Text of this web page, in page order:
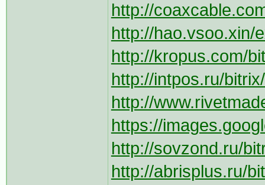
http://
http://hao.vsoo.xin/
http://kropus.com/
http://intpos.ru/
http://
https://
http://sovzond.ru/
http://abrisplus.ru/